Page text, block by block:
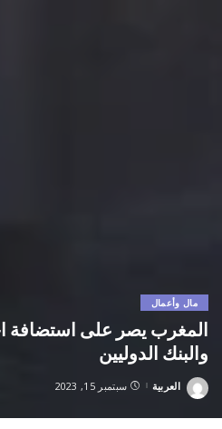
مال وأعمال
المغرب يصر على استضافة
والبنك الدوليين
Posted
العربية سبتمبر 15, 2023